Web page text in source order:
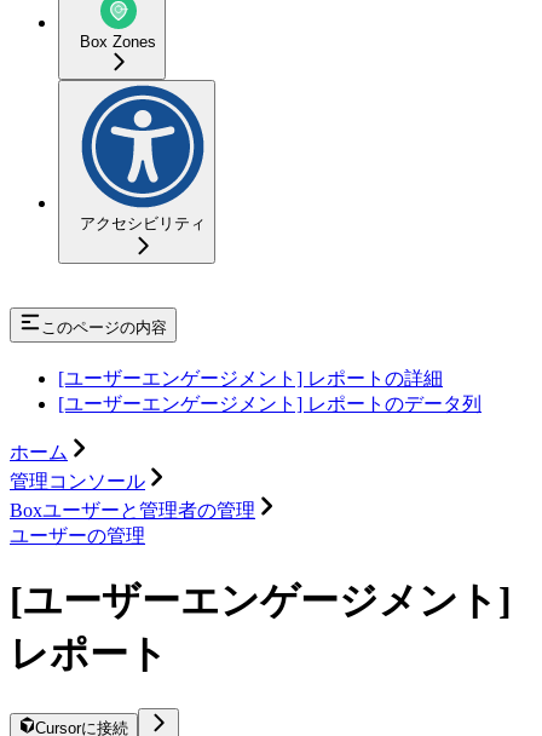
Box Zones
アクセシビリティ
このページの内容
[ユーザーエンゲージメント] レポートの詳細
[ユーザーエンゲージメント] レポートのデータ列
ホーム
管理コンソール
Boxユーザーと管理者の管理
ユーザーの管理
[ユーザーエンゲージメント]
レポート
Cursorに接続